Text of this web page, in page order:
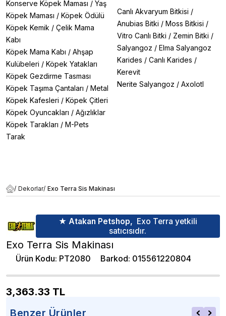
Konserve Köpek Maması / Yaş
Köpek Maması / Köpek Ödülü
Köpek Kemik / Çelik Mama
Kabı
Köpek Mama Kabı / Ahşap
Kulübeleri / Köpek Yatakları
Köpek Gezdirme Tasması
Köpek Taşıma Çantaları / Metal
Köpek Kafesleri / Köpek Çitleri
Köpek Oyuncakları / Ağızlıklar
Köpek Tarakları / M-Pets
Tarak
Canlı Akvaryum Bitkisi /
Anubias Bitki / Moss Bitkisi /
Vitro Canlı Bitki / Zemin Bitki /
Salyangoz / Elma Salyangoz
Karides / Canlı Karides /
Kerevit
Nerite Salyangoz / Axolotl
/ Dekorlar/ Exo Terra Sis Makinası
★ Atakan Petshop, Exo Terra yetkili
satıcısıdır.
Exo Terra Sis Makinası
Ürün Kodu: PT2080 Barkod: 015561220804
3,363.33 TL
Benzer Ürünler